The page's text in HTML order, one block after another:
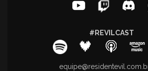
#REVILCAST